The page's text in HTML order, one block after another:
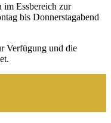
im Essbereich zur
bis Donnerstagabend
Verfügung und die